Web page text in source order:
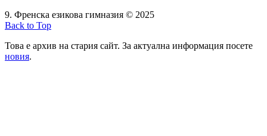
9. Френска езикова гимназия © 2025
Back to Top
Това е архив на стария сайт. За актуална информация посете
новия.